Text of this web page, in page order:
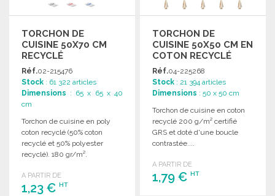
TORCHON DE
CUISINE 50X70 CM
RECYCLÉ
Réf.02-215476
Stock : 61 322 articles
Dimensions : 65 x 65 x 40
cm
Torchon de cuisine en poly
coton recyclé (50% coton
recyclé et 50% polyester
recyclé). 180 gr/m².
A PARTIR DE
1,23 € HT
TORCHON DE
CUISINE 50X50 CM EN
COTON RECYCLÉ
Réf.04-225268
Stock : 21 394 articles
Dimensions : 50 x 50 cm
Torchon de cuisine en coton
recyclé 200 g/m² certifié
GRS et doté d'une boucle
contrastée....
A PARTIR DE
1,79 €HT